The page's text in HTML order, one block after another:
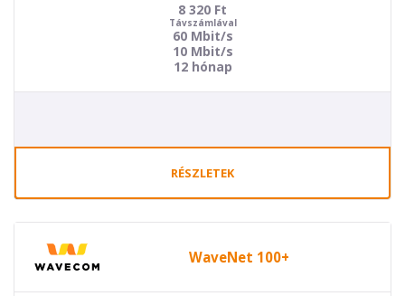
8 320 Ft
Távszámlával
60 Mbit/s
10 Mbit/s
12 hónap
RÉSZLETEK
WaveNet 100+